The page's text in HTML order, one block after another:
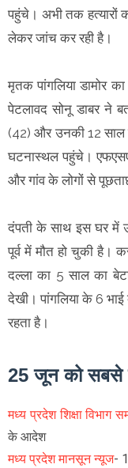
पहुंचे। अभी तक हत्यारों
लेकर जांच कर रही है।
मृतक पांगलिया डामोर
पेटलावद सोनू डाबर ने
(42) और उनकी 12 साल
घटनास्थल पहुंचे।
और गांव के लोगों से
दंपती के साथ इस घर में
पूर्व में मौत हो चुकी है।
दल्ला का 5 साल का
देखी। पांगलिया के 6 भाई
रहता है।
25 जून को सबसे
मध्य प्रदेश शिक्षा विभाग
के आदेश
मध्य प्रदेश मानसून न्यूज-